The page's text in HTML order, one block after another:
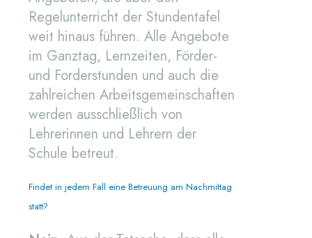
Regelunterricht der Stundentafel
weit hinaus führen. Alle Angebote
im Ganztag, Lernzeiten, Förder-
und Forderstunden und auch die
zahlreichen Arbeitsgemeinschaften
werden ausschließlich von
Lehrerinnen und Lehrern der
Schule betreut.
Findet in jedem Fall eine Betreuung am Nachmittag
statt?